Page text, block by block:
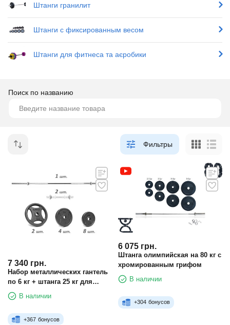
Штанги гранилит
Штанги с фиксированным весом
Штанги для фитнеса та аєробики
Поиск по названию
Фильтры
7 340 грн.
Набор металлических гантель
по 6 кг + штанга 25 кг для
фитнеса
В наличии
+367 бонусов
6 075 грн.
Штанга олимпийская на 80 кг с
хромированным грифом
В наличии
+304 бонусов